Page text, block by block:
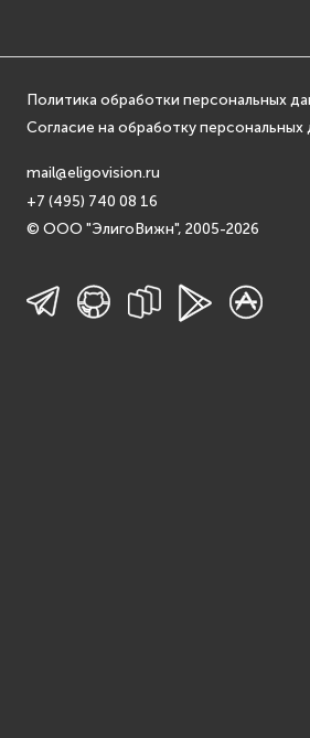
Политика обработки персональных
Согласие на обработку персональных
mail@eligovision.ru
+7 (495) 740 08 16
© ООО "ЭлигоВижн", 2005-2026